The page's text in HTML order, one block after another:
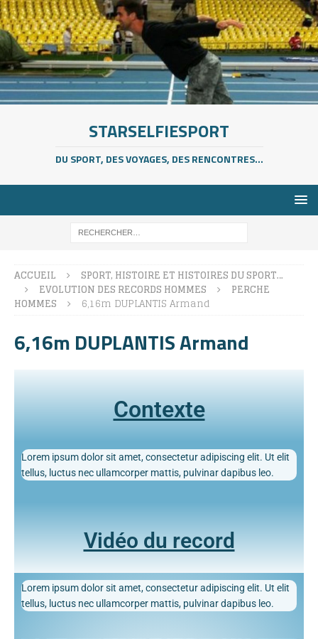
STARSELFIESPORT
DU SPORT, DES VOYAGES, DES RENCONTRES...
ACCUEIL
SPORT, HISTOIRE ET HISTOIRES DU SPORT…
EVOLUTION DES RECORDS HOMMES
PERCHE
HOMMES
6,16m DUPLANTIS Armand
6,16m DUPLANTIS Armand
Contexte
Lorem ipsum dolor sit amet, consectetur adipiscing elit. Ut elit
tellus, luctus nec ullamcorper mattis, pulvinar dapibus leo.
Vidéo du record
Lorem ipsum dolor sit amet, consectetur adipiscing elit. Ut elit
tellus, luctus nec ullamcorper mattis, pulvinar dapibus leo.